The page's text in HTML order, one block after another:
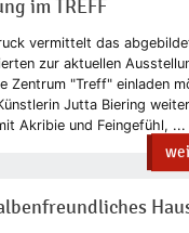
im TREFF
vermittelt das
zur aktuellen
Zentrum "Treff" einladen
Jutta Biering
Akribie und Feingefühl, ...